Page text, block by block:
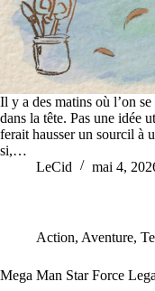
Il y a des matins où l’on
dans la tête. Pas une idée
ferait hausser un sourcil à
si,…
LeCid
mai 4,
Action, Aventure,
Mega Man Star Force